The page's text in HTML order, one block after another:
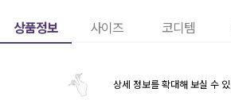
상품정보 사이즈 코디템
상세 정보를 확대해 보실 수